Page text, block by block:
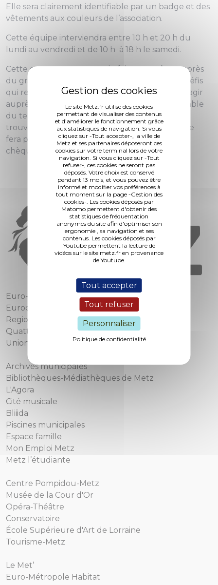
Le site Metz.fr utilise des cookies
permettant de visualiser des contenus
et d'améliorer le fonctionnement grâce
aux statistiques de navigation. Si vous
cliquez sur -Tout accepter-, la ville de
Metz et ses partenaires déposeront ces
cookies sur votre terminal lors de votre
navigation. Si vous cliquez sur -Tout
refuser-, ces cookies ne seront pas
déposés. Votre choix est conservé
pendant 13 mois, et vous pouvez être
informé et modifier vos préférences à
tout moment sur la page -Gestion des
cookies-. Les cookies déposés par
Matomo permettent d'obtenir des
statistiques de fréquentation
anonymes du site afin d'optimiser son
ergonomie , sa navigation et ses
contenus. Les cookies déposés par
Youtube permettent la lecture de
vidéos sur le site metz.fr en provenance
de Youtube.
Tout accepter
Tout refuser
Personnaliser
Politique de confidentialité
Elle sera clairement identifiable par un badge et des
vêtements aux couleurs de l’association.
Cette équipe interviendra entre 10 h et 20 h du
lundi au vendredi et de 10 h à 18 h le samedi.
Cette campagne permet de faire connaître auprès
du grand public les missions, les besoins et les défis
qui restent à relever pour pouvoir continuer à agir
auprès des personnes en difficultés sur l’ensemble
du territoire. Elle a également pour objectif de
trouver de nouveaux soutiens réguliers, mais ne
fera pas l’objet d’une quête en espèces ou en
chèques.
Euro-Métropole de Metz
Eurodépartement de Moselle
Region Grand Est
Quattropole
Union européenne
Archives municipales
Bibliothèques-Médiathèques de Metz
L'Agora
Cité musicale
Bliiida
Piscines municipales
Espace famille
Mon Emploi Metz
Metz l’étudiante
Centre Pompidou-Metz
Musée de la Cour d'Or
Opéra-Théâtre
Conservatoire
École Supérieure d'Art de Lorraine
Tourisme-Metz
Le Met’
Euro-Métropole Habitat